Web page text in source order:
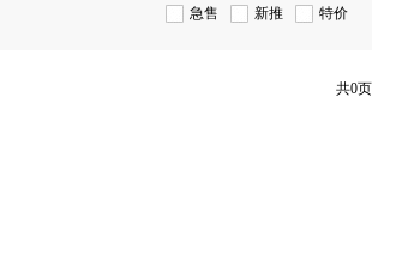
急售 新推 特价
共0页